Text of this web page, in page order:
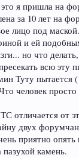
я пришла на
за 10 лет на
лицо под маской.
и ей
но что
всю эту
Туту пытается
человек
отличается от
двух
приятно
камень.